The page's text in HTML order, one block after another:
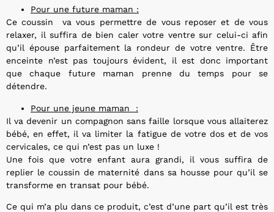
Pour une future maman :
Ce coussin va vous permettre de vous reposer et de vous
relaxer, il suffira de bien caler votre ventre sur celui-ci afin
qu’il épouse parfaitement la rondeur de votre ventre. Être
enceinte n’est pas toujours évident, il est donc important
que chaque future maman prenne du temps pour se
détendre.
Pour une jeune maman :
Il va devenir un compagnon sans faille lorsque vous allaiterez
bébé, en effet, il va limiter la fatigue de votre dos et de vos
cervicales, ce qui n’est pas un luxe !
Une fois que votre enfant aura grandi, il vous suffira de
replier le coussin de maternité dans sa housse pour qu’il se
transforme en transat pour bébé.
Ce qui m’a plu dans ce produit, c’est d’une part qu’il est très